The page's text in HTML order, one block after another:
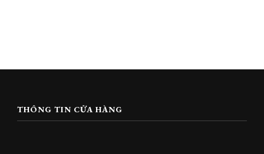
THÔNG TIN CỬA HÀNG